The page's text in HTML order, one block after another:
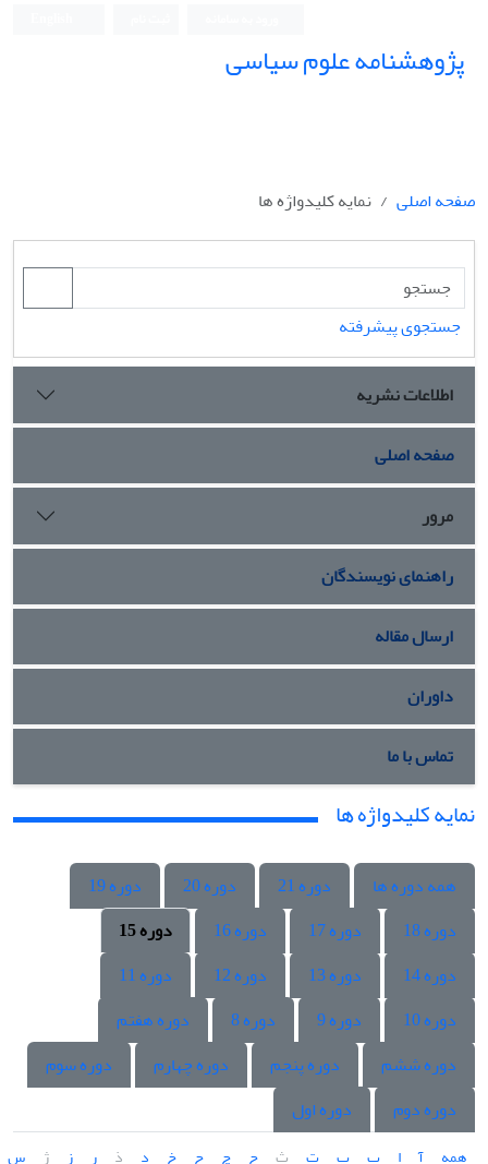
پژوهشنامه علوم سیاسی
صفحه اصلی نمایه کلیدواژه ها
جستجوی پیشرفته
اطلاعات نشریه
صفحه اصلی
مرور
راهنمای نویسندگان
ارسال مقاله
داوران
تماس با ما
نمایه کلیدواژه ها
همه دوره ها دوره 21 دوره 20
دوره 19
دوره 18
دوره 17 دوره 16
دوره 15
دوره 14
دوره 13 دوره 12
دوره 11
دوره 10
دوره 9 دوره 8
دوره هفتم
دوره ششم
دوره پنجم دوره چهارم
دوره سوم
دوره دوم
دوره اول
همه آ ا ب پ ت ث ج چ ح خ د ذ ر ز ژ س